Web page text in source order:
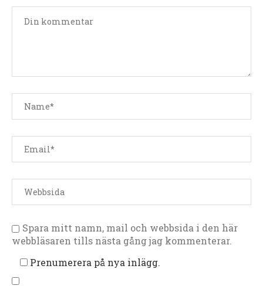
Spara mitt namn, mail och webbsida i den här
webbläsaren tills nästa gång jag kommenterar.
Prenumerera på nya inlägg.